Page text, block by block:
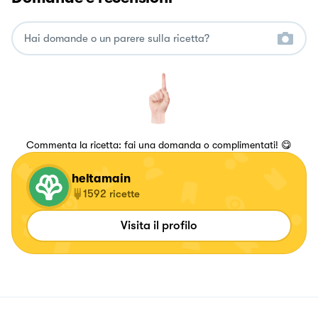
Commenta la ricetta: fai una domanda o complimentati! 😋
heltamain
1592 ricette
Visita il profilo